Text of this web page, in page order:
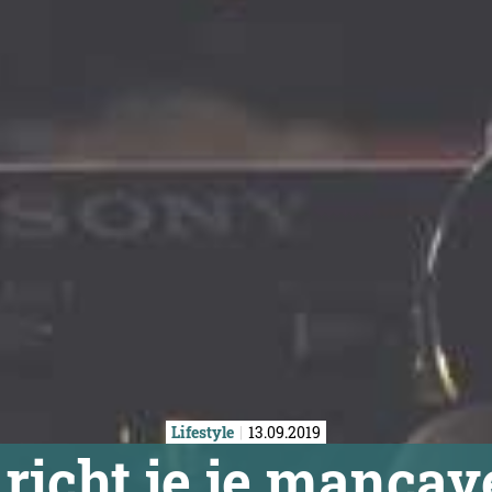
Lifestyle 13.09.2019